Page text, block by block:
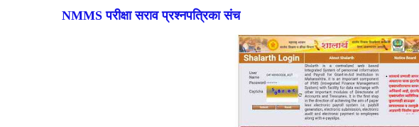
NMMS परीक्षा सराव प्रश्नपत्रिका संच